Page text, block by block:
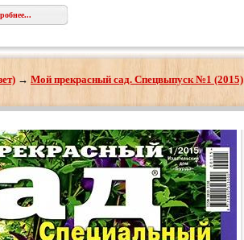
→ Мой прекрасный сад. Спецвыпуск №1 (2015)